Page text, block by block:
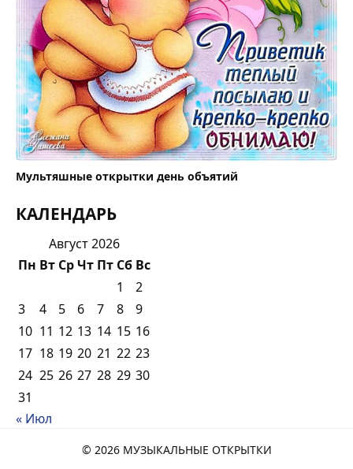
Мультяшные открытки день объятий
КАЛЕНДАРЬ
Август 2026
Пн Вт СрЧт Пт Сб Вс
1
2
3
4 5 6 7 8
9
10 11 12 13 14 15 16
17 18 19 20 21 22 23
24 25 26 27 28 29 30
31
« Июл
© 2026 МУЗЫКАЛЬНЫЕ ОТКРЫТКИ